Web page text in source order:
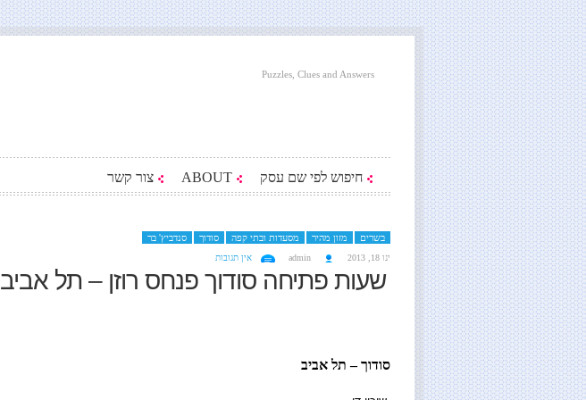
חיפוש לפי שם עסק ABOUT צור קשר
בשרים מזון מהיר מסעדות ובתי קפה סודוך סנדביץ' בר
ינו 18, 2013 admin אין תגובות
שעות פתיחה סודוך פנחס רוזן – תל אביב
סודוך – תל אביב